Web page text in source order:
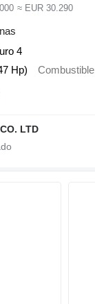
≈ EUR 30.290
4
Hp) Combustible
LTD